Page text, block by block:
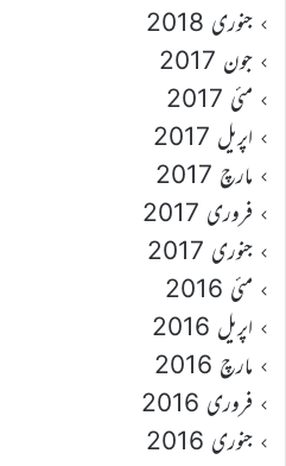
جنوری 2018
جون 2017
مئی 2017
اپریل 2017
مارچ 2017
فروری 2017
جنوری 2017
مئی 2016
اپریل 2016
مارچ 2016
فروری 2016
جنوری 2016